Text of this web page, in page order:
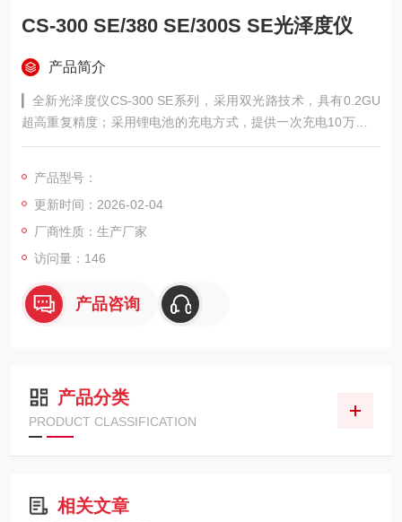
CS-300 SE/380 SE/300S SE光泽度仪
产品简介
▎全新光泽度仪CS-300 SE系列，采用双光路技术，具有0.2GU
超高重复精度；采用锂电池的充电方式，提供一次充电10万次测
量的超长续航。单机可存储5000条数据；320*240大彩屏界面显
印、导出测试报告。附带第三方检定证书，准确性有保障。满足J
JG 696-2015标准。 ▎CS-300 SE系列光泽度仪包含三个型号，
CS-300 SE是单角度光泽度仪（60°），CS-300S SE是微孔光泽
度仪（60°，2*3mm），CS-380 SE是三角度光泽度仪（20°，6
产品型号：
更新时间：2026-02-04
厂商性质：生产厂家
访问量：146
产品咨询
产品分类
PRODUCT CLASSIFICATION
相关文章